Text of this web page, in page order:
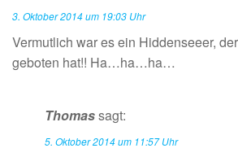
3. Oktober 2014 um 19:03 Uhr
Vermutlich war es ein Hiddenseeer,
geboten hat!! Ha…ha…ha…
Thomassagt:
5. Oktober 2014 um 11:57 Uhr